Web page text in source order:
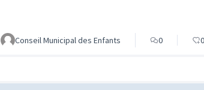
Conseil Municipal des Enfants 0 0